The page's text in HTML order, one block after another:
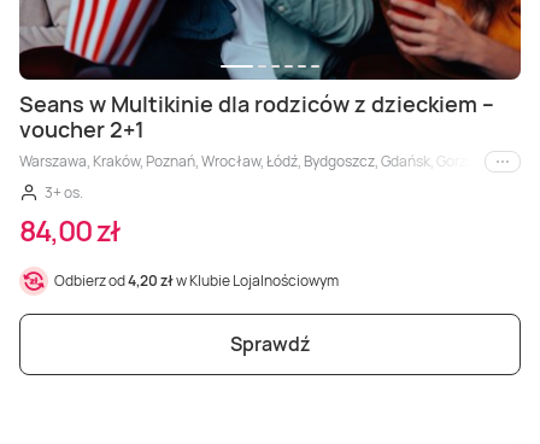
Seans w Multikinie dla rodziców z dzieckiem –
voucher 2+1
Warszawa, Kraków, Poznań, Wrocław, Łódź, Bydgoszcz, Gdańsk, Gorzów
i inne
3+ os.
84,00 zł
Odbierz od4,20 złw Klubie Lojalnościowym
Sprawdź